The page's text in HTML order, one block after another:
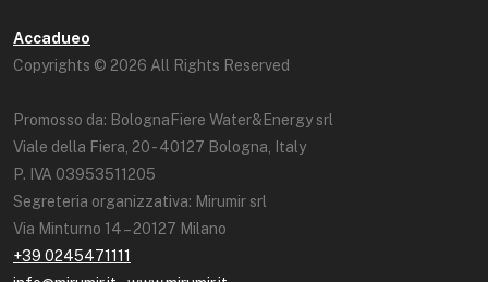
Accadueo
Copyrights © 2026 All Rights Reserved
Promosso da: BolognaFiere Water&Energy srl
Viale della Fiera, 20 - 40127 Bologna, Italy
P. IVA 03953511205
Segreteria organizzativa: Mirumir srl
Via Minturno 14 – 20127 Milano
+39 0245471111